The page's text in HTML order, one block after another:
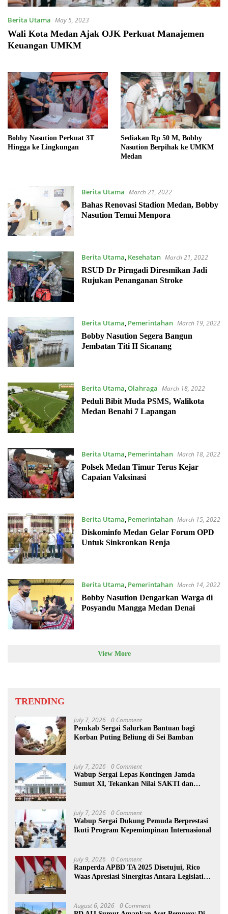
Berita Utama May 5, 2023
Wali Kota Medan Ajak OJK Perkuat Manajemen
Keuangan UMKM
Bobby Nasution Perkuat 3T
Hingga ke Lingkungan
Sediakan Rp 50 M, Bobby
Nasution Berpihak ke UMKM
Medan
Berita Utama March 21, 2022
Bahas Renovasi Stadion Medan, Bobby
Nasution Temui Menpora
Berita Utama, Kesehatan March 21, 2022
RSUD Dr Pirngadi Diresmikan Jadi
Rujukan Penanganan Stroke
Berita Utama Pemerintahan March 19, 2022
Bobby Nasution Segera Bangun
Jembatan Titi II Sicanang
Berita Utama,Olahraga March 18, 2022
Peduli Bibit Muda PSMS, Walikota
Medan Benahi 7 Lapangan
Berita Utama Pemerintahan March 18, 2022
Polsek Medan Timur Terus Kejar
Capaian Vaksinasi
Berita Utama, Pemerintahan March 15, 2022
Diskominfo Medan Gelar Forum OPD
Untuk Sinkronkan Renja
Berita Utama, Pemerintahan March 14, 2022
Bobby Nasution Dengarkan Warga di
Posyandu Mangga Medan Denai
View More
TRENDING
July 7, 2026 0 Comment
Pemkab Sergai Salurkan Bantuan bagi
Korban Puting Beliung di Sei Bamban
July 7, 2026 0 Comment
Wabup Sergai Lepas Kontingen Jamda
Sumut XI, Tekankan Nilai SAKTI dan
July 7, 2026 0 Comment
Wabup Sergai Dukung Pemuda Berprestasi
Ikuti Program Kepemimpinan Internasional
July 9, 2026 0 Comment
Ranperda APBD TA 2025 Disetujui, Rico
Waas Apresiasi Sinergitas Antara Legislatif
August 6, 2026 0 Comment